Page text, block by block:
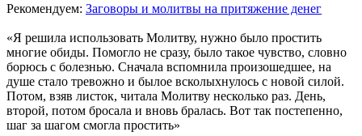
Рекомендуем: Заговоры и молитвы на притяжение денег
«Я решила использовать Молитву, нужно было простить
многие обиды. Помогло не сразу, было такое чувство, словно
борюсь с болезнью. Сначала вспомнила произошедшее, на
душе стало тревожно и былое всколыхнулось с новой силой.
Потом, взяв листок, читала Молитву несколько раз. День,
второй, потом бросала и вновь бралась. Вот так постепенно,
шаг за шагом смогла простить»